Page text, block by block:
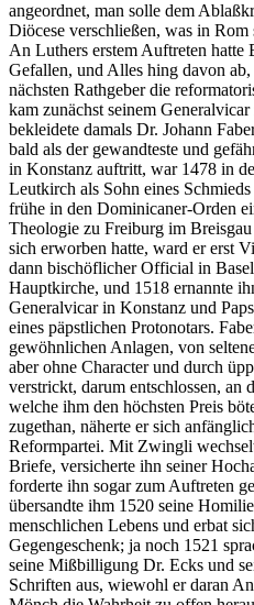
angeordnet, man solle dem
Diöcese verschließen, was in
An Luthers erstem Auftreten
Gefallen, und Alles hing davon
nächsten Rathgeber die
kam zunächst seinem
bekleidete damals Dr. Johann
bald als der gewandteste und
in Konstanz auftritt, war 1478 in
Leutkirch als Sohn eines
frühe in den Dominicaner-Orden
Theologie zu Freiburg im
sich erworben hatte, ward er erst
dann bischöflicher Official in
Hauptkirche, und 1518 ernannte
Generalvicar in Konstanz und
eines päpstlichen Protonotars.
gewöhnlichen Anlagen, von
aber ohne Character und durch
verstrickt, darum entschlossen, an
welche ihm den höchsten Preis
zugethan, näherte er sich
Reformpartei. Mit Zwingli
Briefe, versicherte ihn seiner
forderte ihn sogar zum Auftreten
übersandte ihm 1520 seine
menschlichen Lebens und erbat
Gegengeschenk; ja noch 1521
seine Mißbilligung Dr. Ecks und
Schriften aus, wiewohl er daran